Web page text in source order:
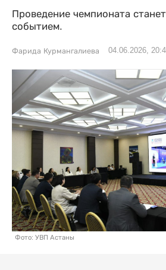
Проведение чемпионата
событием.
Фарида Курмангалиева 04.06.2026,
Фото: УВП Астаны